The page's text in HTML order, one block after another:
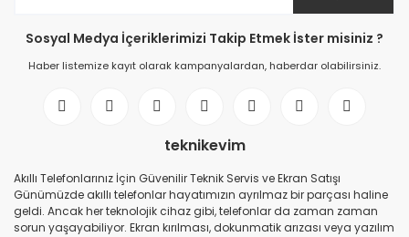
Sosyal Medya İçeriklerimizi Takip Etmek İster misiniz ?
Haber listemize kayıt olarak kampanyalardan, haberdar olabilirsiniz.
teknikevim
Akıllı Telefonlarınız İçin Güvenilir Teknik Servis ve Ekran Satışı
Günümüzde akıllı telefonlar hayatımızın ayrılmaz bir parçası haline
geldi. Ancak her teknolojik cihaz gibi, telefonlar da zaman zaman
sorun yaşayabiliyor. Ekran kırılması, dokunmatik arızası veya yazılım